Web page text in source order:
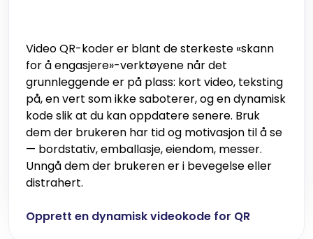
Video QR-koder er blant de sterkeste «skann
for å engasjere»-verktøyene når det
grunnleggende er på plass: kort video, teksting
på, en vert som ikke saboterer, og en dynamisk
kode slik at du kan oppdatere senere. Bruk
dem der brukeren har tid og motivasjon til å se
— bordstativ, emballasje, eiendom, messer.
Unngå dem der brukeren er i bevegelse eller
distrahert.
Opprett en dynamisk videokode for QR